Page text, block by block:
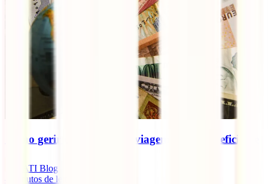
Como gerir o dinheiro em viagem de forma eficiente
IATI Blog
minutos de leitura